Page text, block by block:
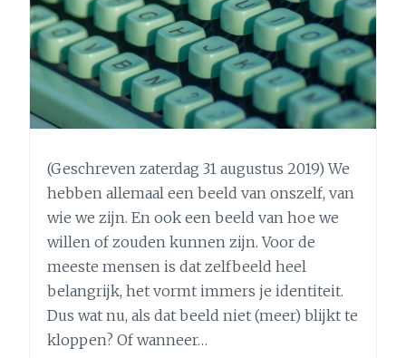
(Geschreven zaterdag 31 augustus 2019) We
hebben allemaal een beeld van onszelf, van
wie we zijn. En ook een beeld van hoe we
willen of zouden kunnen zijn. Voor de
meeste mensen is dat zelfbeeld heel
belangrijk, het vormt immers je identiteit.
Dus wat nu, als dat beeld niet (meer) blijkt te
kloppen? Of wanneer…